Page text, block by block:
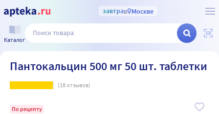
завтрав Москве
Каталог
Пантокальцин 500 мг 50 шт. таблетки
(18отзывов)
По рецепту